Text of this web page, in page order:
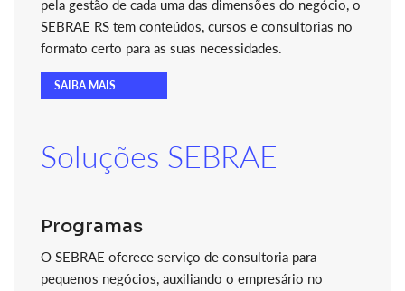
pela gestão de cada uma das dimensões do negócio, o
SEBRAE RS tem conteúdos, cursos e consultorias no
formato certo para as suas necessidades.
SAIBA MAIS
Soluções SEBRAE
Programas
O SEBRAE oferece serviço de consultoria para
pequenos negócios, auxiliando o empresário no